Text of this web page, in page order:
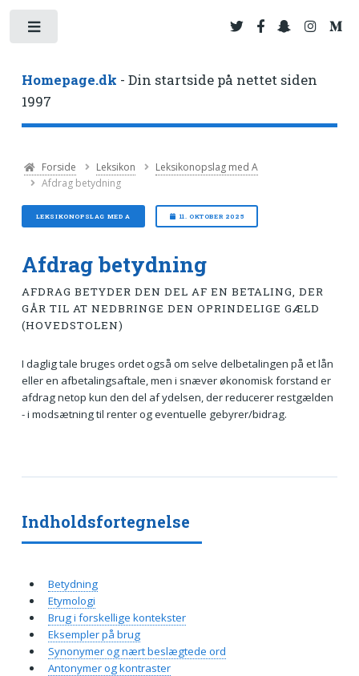
Homepage.dk - Din startside på nettet siden
1997
Forside Leksikon
Leksikonopslag med A
Afdrag betydning
LEKSIKONOPSLAG MED A 11. OKTOBER 2025
Afdrag betydning
AFDRAG BETYDER DEN DEL AF EN BETALING, DER
GÅR TIL AT NEDBRINGE DEN OPRINDELIGE GÆLD
(HOVEDSTOLEN)
I daglig tale bruges ordet også om selve delbetalingen på et lån
eller en afbetalingsaftale, men i snæver økonomisk forstand er
afdrag netop kun den del af ydelsen, der reducerer restgælden
- i modsætning til renter og eventuelle gebyrer/bidrag.
Indholdsfortegnelse
Betydning
Etymologi
Brug i forskellige kontekster
Eksempler på brug
Synonymer og nært beslægtede ord
Antonymer og kontraster